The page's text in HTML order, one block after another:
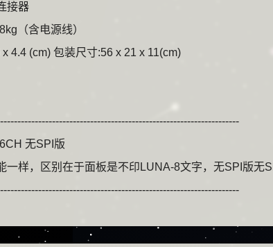
接器
（含电源线）
4.4 (cm) 包装尺寸:56 x 21 x 11(cm)
无SPI版
一样，区别在于面板是不印LUNA-8文字，无SPI版无